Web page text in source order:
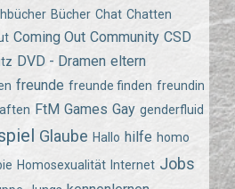
Bücher Chat Chatten
Coming Out Community CSD
DVD - Dramen eltern
freunde freunde finden freundin
FtM Games Gay genderfluid
Glaube Hallo hilfe homo
Homosexualität Internet Jobs